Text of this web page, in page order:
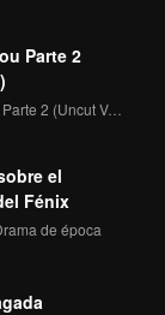
Parte 2
Fourever You Parte 2 (Uncut Ver.)
el
Fénix
de época